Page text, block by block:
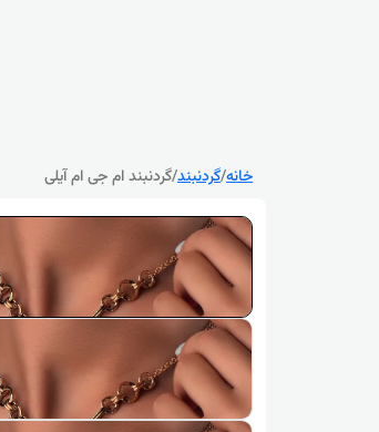
خانه/گردنبند/گردنبند ام جی ام آیلی